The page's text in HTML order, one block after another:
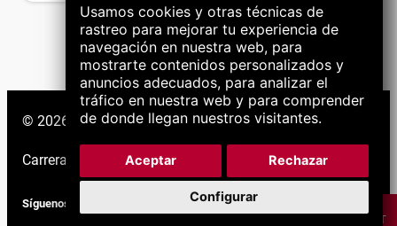
Usamos cookies y otras técnicas de
rastreo para mejorar tu experiencia de
navegación en nuestra web, para
mostrarte contenidos personalizados y
anuncios adecuados, para analizar el
tráfico en nuestra web y para comprender
de donde llegan nuestros visitantes.
Aceptar Rechazar
Configurar
© 2026 Grupo LNS. Todos los derechos reservados.
Carreras Soporte|
Síguenos
CHAT